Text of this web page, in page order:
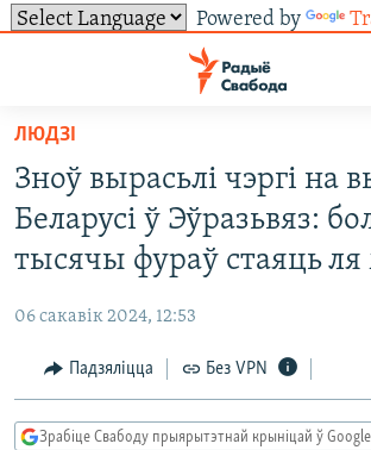
Powered by
ўнівэрсальнага
доступу
Перайсьці
да
галоўнага
зьместу
да
навігацыі
Перайсьці
да
УСЕ НАВІНЫ
ЭКАНОМІКА
ТОЛЬКІ НА СВАБОДЗЕ
ГІСТОРЫЯ НА СВАБОДЗЕ
ПАДКАСТЫ
СУВЯЗЬ
ПАДЗЯЛІЦЦА ІНФАРМАЦЫЯЙ
ПАДКАСТЫ
ЛЮДЗІ
Зноў вырасьлі чэргі на
Беларусі ў Эўразьвяз:
тысячы фураў стаяць
06 сакавік 2024, 12:53
Падзяліцца Без VPN
Зрабіце Свабоду прыярытэтнай крыніцай ў Google